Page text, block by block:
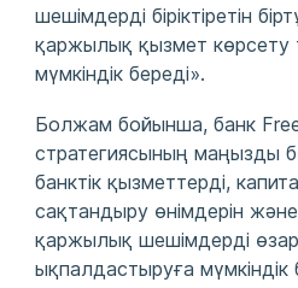
шешімдерді біріктіретін
қаржылық қызмет көрсету
мүмкіндік береді».
Болжам бойынша, банк
стратегиясының маңызды
банктік қызметтерді,
сақтандыру өнімдерін
қаржылық шешімдерді
ықпалдастыруға